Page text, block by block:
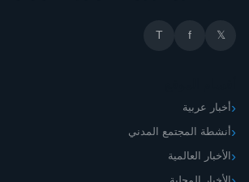
𝕏
f
T
أخبار عربية
أنشطة المجتمع المدني
الأخبار العالمية